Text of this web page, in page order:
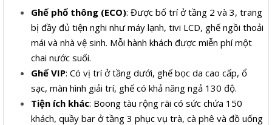
Ghế phổ thông (ECO): Được bố trí ở tầng 2 và 3, trang
bị đầy đủ tiện nghi như máy lạnh, tivi LCD, ghế ngồi thoải
mái và nhà vệ sinh. Mỗi hành khách được miễn phí một
chai nước suối.
Ghế VIP: Có vị trí ở tầng dưới, ghế bọc da cao cấp, ổ
sạc, màn hình giải trí, ghế có khả năng ngả 130 độ.
Tiện ích khác: Boong tàu rộng rãi có sức chứa 150
khách, quầy bar ở tầng 3 phục vụ trà, cà phê và đồ uống